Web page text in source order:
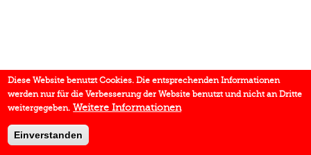
Diese Website benutzt Cookies. Die entsprechenden Informationen
werden nur für die Verbesserung der Website benutzt und nicht an Dritte
weitergegeben. Weitere Informationen
Einverstanden